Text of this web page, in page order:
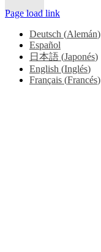
Page load link
Deutsch (Alemán)
Español
日本語 (Japonés)
English (Inglés)
Français (Francés)